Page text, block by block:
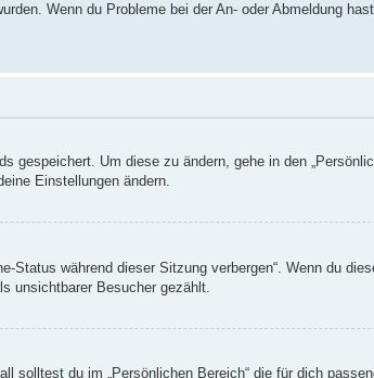
Wenn du Probleme bei der An- oder Abmeldung
Um diese zu ändern, gehe in den
Einstellungen ändern.
während dieser Sitzung verbergen“. Wenn du
unsichtbarer Besucher gezählt.
solltest du im „Persönlichen Bereich“ die für dich